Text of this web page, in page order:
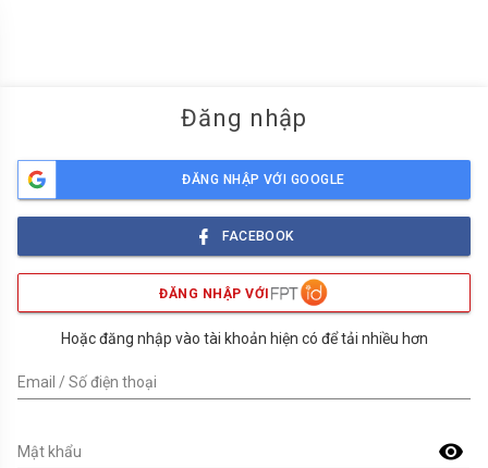
Đăng nhập
ĐĂNG NHẬP VỚI GOOGLE
FACEBOOK
ĐĂNG NHẬP VỚI
Hoặc đăng nhập vào tài khoản hiện có để tải nhiều hơn
Email / Số điện thoại
visibility
Mật khẩu